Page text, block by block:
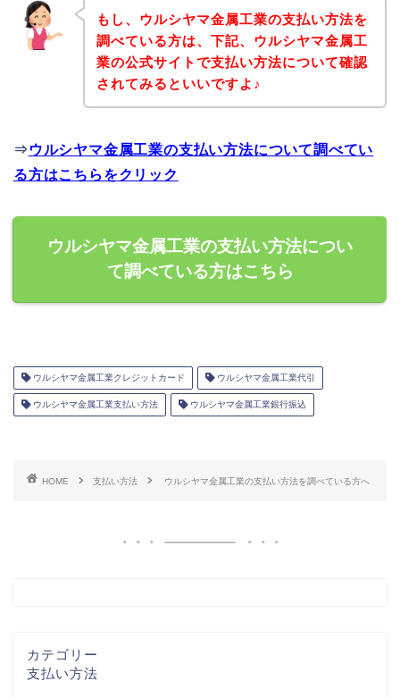
もし、ウルシヤマ金属工業の支払い方法を
調べている方は、下記、ウルシヤマ金属工
業の公式サイトで支払い方法について確認
されてみるといいですよ♪
⇒ ウルシヤマ金属工業の支払い方法について調べてい
る方はこちらをクリック
ウルシヤマ金属工業の支払い方法につい
て調べている方はこちら
ウルシヤマ金属工業クレジットカード ウルシヤマ金属工業代引
ウルシヤマ金属工業支払い方法 ウルシヤマ金属工業銀行振込
HOME 支払い方法 ウルシヤマ金属工業の支払い方法を調べている方へ
カテゴリー
支払い方法